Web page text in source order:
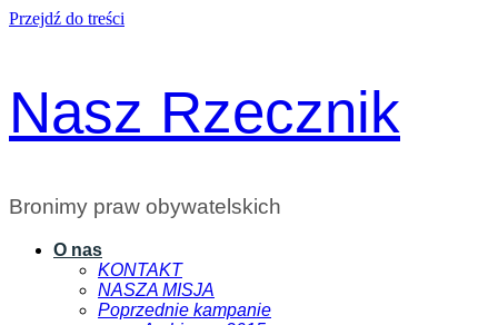
Przejdź do treści
Nasz Rzecznik
Bronimy praw obywatelskich
O nas
KONTAKT
NASZA MISJA
Poprzednie kampanie